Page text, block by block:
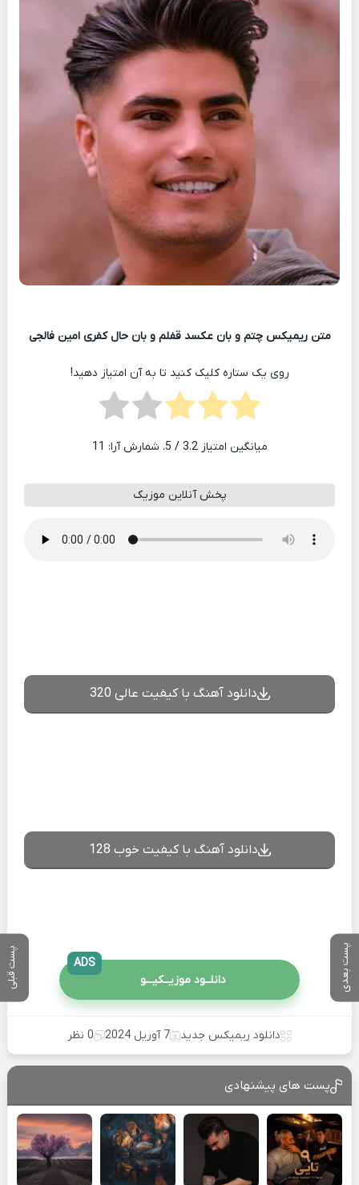
پست بعدی پست قبلی
متن ریمیکس چتم و بان عکسد قفلم و بان حال کفری امین فالجی
روی یک ستاره کلیک کنید تا به آن امتیاز دهید!
میانگین امتیاز3.2 / 5. شمارش آرا: 11
پخش آنلاین موزیک
دانلود آهنگ با کیفیت عالی 320
دانلود آهنگ با کیفیت خوب 128
دانلــود موزیــکیـــو
ADS
دانلود ریمیکس جدید 7 آوریل 2024 0 نظر
پست های پیشنهادی